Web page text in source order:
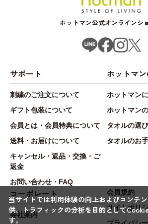
ホットマン公式オンラインシ
サポート
刺繍のご注文について
ギフト包装について
会員とは・会員特典について
送料・お届けについて
キャンセル・返品・交換・ご
返金
お問い合わせ・FAQ
ホットマ
ホットマン
ホットマン
タオルの選
タオルのお
コーポレート
会社案内
会員規約
サイトポリ
当サイトでは利用体験の向上およびコンテ
供、トラフィックの分析を目的として
す。